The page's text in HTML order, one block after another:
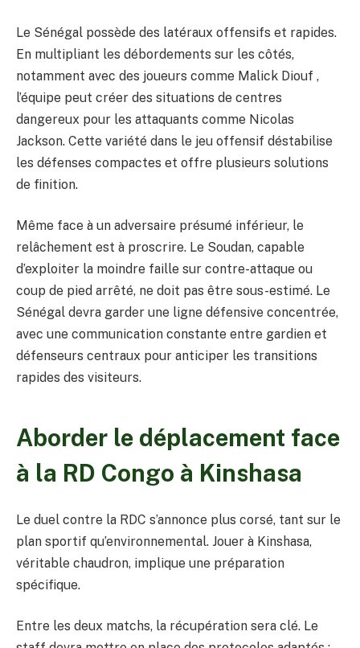
Le Sénégal possède des latéraux offensifs et rapides.
En multipliant les débordements sur les côtés,
notamment avec des joueurs comme Malick Diouf ,
l’équipe peut créer des situations de centres
dangereux pour les attaquants comme Nicolas
Jackson. Cette variété dans le jeu offensif déstabilise
les défenses compactes et offre plusieurs solutions
de finition.
Même face à un adversaire présumé inférieur, le
relâchement est à proscrire. Le Soudan, capable
d’exploiter la moindre faille sur contre-attaque ou
coup de pied arrêté, ne doit pas être sous-estimé. Le
Sénégal devra garder une ligne défensive concentrée,
avec une communication constante entre gardien et
défenseurs centraux pour anticiper les transitions
rapides des visiteurs.
Aborder le déplacement face
à la RD Congo à Kinshasa
Le duel contre la RDC s’annonce plus corsé, tant sur le
plan sportif qu’environnemental. Jouer à Kinshasa,
véritable chaudron, implique une préparation
spécifique.
Entre les deux matchs, la récupération sera clé. Le